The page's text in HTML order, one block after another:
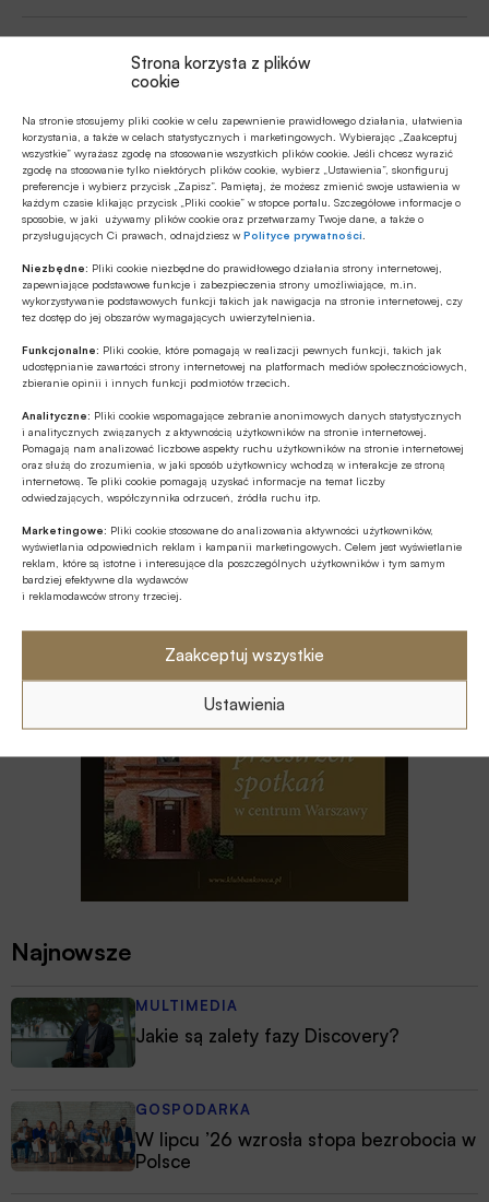
Strona korzysta z plików
cookie
Na stronie stosujemy pliki cookie w celu zapewnienie prawidłowego działania, ułatwienia
korzystania, a także w celach statystycznych i marketingowych. Wybierając „Zaakceptuj
wszystkie” wyrażasz zgodę na stosowanie wszystkich plików cookie. Jeśli chcesz wyrazić
zgodę na stosowanie tylko niektórych plików cookie, wybierz „Ustawienia”, skonfiguruj
preferencje i wybierz przycisk „Zapisz”. Pamiętaj, że możesz zmienić swoje ustawienia w
każdym czasie klikając przycisk „Pliki cookie” w stopce portalu. Szczegółowe informacje o
sposobie, w jaki używamy plików cookie oraz przetwarzamy Twoje dane, a także o
przysługujących Ci prawach, odnajdziesz wPolityce prywatności
Niezbędne: Pliki cookie niezbędne do prawidłowego działania strony internetowej,
zapewniające podstawowe funkcje i zabezpieczenia strony umożliwiające, m.in.
wykorzystywanie podstawowych funkcji takich jak nawigacja na stronie internetowej, czy
tez dostęp do jej obszarów wymagających uwierzytelnienia.
Funkcjonalne: Pliki cookie, które pomagają w realizacji pewnych funkcji, takich jak
udostępnianie zawartości strony internetowej na platformach mediów społecznościowych,
zbieranie opinii i innych funkcji podmiotów trzecich.
Analityczne: Pliki cookie wspomagające zebranie anonimowych danych statystycznych
i analitycznych związanych z aktywnością użytkowników na stronie internetowej.
Pomagają nam analizować liczbowe aspekty ruchu użytkowników na stronie internetowej
oraz służą do zrozumienia, w jaki sposób użytkownicy wchodzą w interakcje ze stroną
internetową. Te pliki cookie pomagają uzyskać informacje na temat liczby
odwiedzających, współczynnika odrzuceń, źródła ruchu itp.
Marketingowe: Pliki cookie stosowane do analizowania aktywności użytkowników,
wyświetlania odpowiednich reklam i kampanii marketingowych. Celem jest wyświetlanie
reklam, które są istotne i interesujące dla poszczególnych użytkowników i tym samym
bardziej efektywne dla wydawców
i reklamodawców strony trzeciej.
Zaakceptuj wszystkie
Ustawienia
Polecamy
MULTIMEDIA
Banki mogą bezpośrednio finansować
przemysł zbrojeniowy
PKO BP o nowych zasadach
ustawowych w sprawach frankowych
MULTIMEDIA
Na czym polega faza Discovery?
Z RYNKU FINANSOWEGO
Branża leasingowa o inwestycjach w
polskiej gospodarce, programie SAFE i
Najnowsze
MULTIMEDIA
Jakie są zalety fazy Discovery?
GOSPODARKA
W lipcu ’26 wzrosła stopa bezrobocia w
Polsce